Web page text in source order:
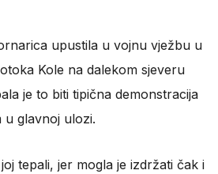
upustila u vojnu vježbu u
Kole na dalekom sjeveru
je to biti tipična demonstracija
u glavnoj ulozi.
tepali, jer mogla je izdržati čak i